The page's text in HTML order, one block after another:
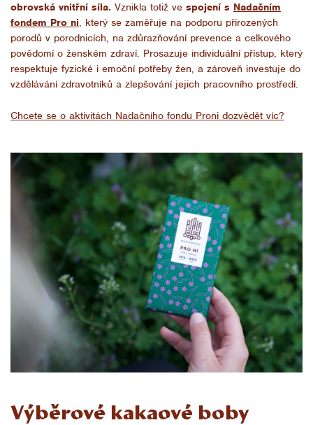
obrovská vnitřní síla. Vznikla totiž ve spojení s Nadačním
fondem Pro ni, který se zaměřuje na podporu přirozených
porodů v porodnicích, na zdůrazňování prevence a celkového
povědomí o ženském zdraví. Prosazuje individuální přístup, který
respektuje fyzické i emoční potřeby žen, a zároveň investuje do
vzdělávání zdravotníků a zlepšování jejich pracovního prostředí.
Chcete se o aktivitách Nadačního fondu Proni dozvědět víc?
Výběrové kakaové boby